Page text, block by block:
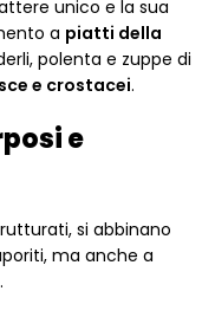
unico e la sua
a piatti della
polenta e zuppe di
e crostacei.
e
si abbinano
ma anche a